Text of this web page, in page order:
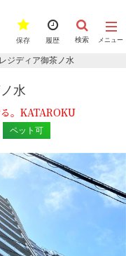
メニュー
検索
履歴
保存
レジディア御茶ノ水
水
。KATAROKU
ペット可